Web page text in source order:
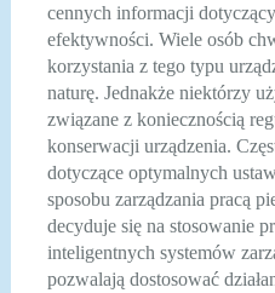
cennych informacji
efektywności. Wiele osób
korzystania z tego typu
naturę. Jednakże niektórzy
związane z koniecznością
konserwacji urządzenia.
dotyczące optymalnych
sposobu zarządzania pracą
decyduje się na stosowanie
inteligentnych systemów
pozwalają dostosować